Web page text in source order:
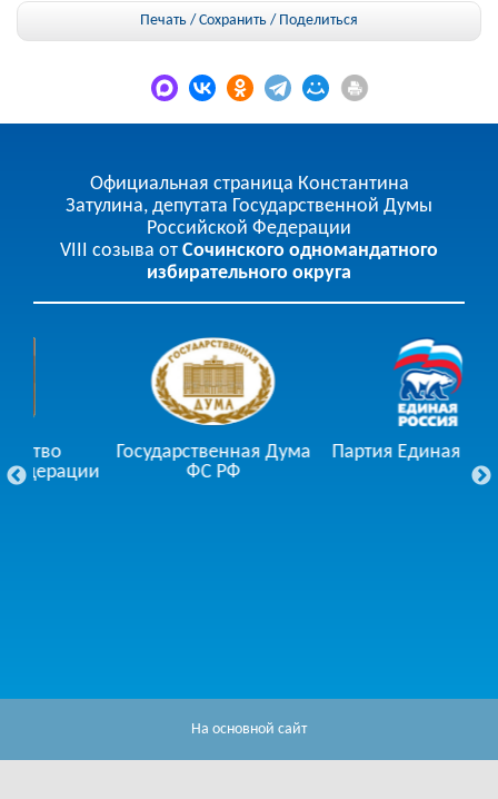
На основной сайт
Печать / Сохранить / Поделиться
Официальная страница Константина
Затулина, депутата Государственной Думы
Российской Федерации
VIII созыва от Сочинского одномандатного
избирательного округа
Государственная Дума
ФС РФ
Партия Единая Россия